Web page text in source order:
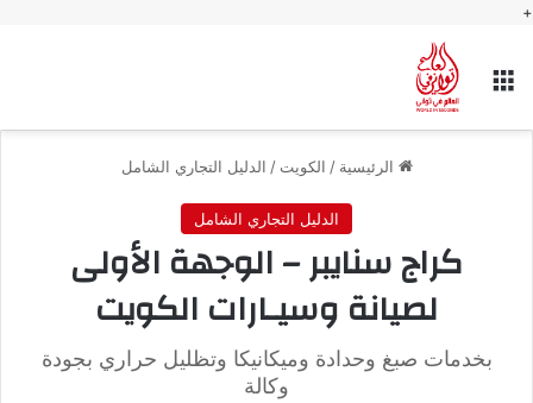
+
القائمة
الرئيسية / الكويت / الدليل التجاري الشامل
الدليل التجاري الشامل
كراج سنايبر – الوجهة الأولى
لصيانة وسيـارات الكويت
بخدمات صبغ وحدادة وميكانيكا وتظليل حراري بجودة
وكالة